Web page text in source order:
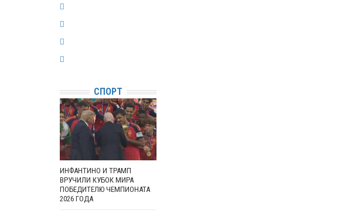
СПОРТ
ИНФАНТИНО И ТРАМП
ВРУЧИЛИ КУБОК МИРА
ПОБЕДИТЕЛЮ ЧЕМПИОНАТА
2026 ГОДА